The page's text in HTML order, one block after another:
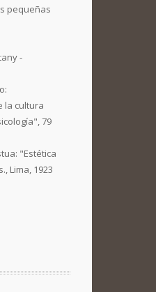
pequeñas
-
la cultura
79
"Estética
Lima, 1923